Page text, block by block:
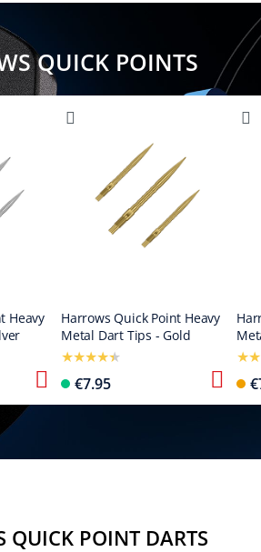
QUICK POINTS
Heavy
Harrows Quick Point Heavy
Metal Dart Tips - Gold
€7.95
QUICK POINT DARTS